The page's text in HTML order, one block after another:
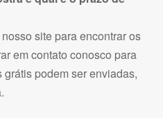
site para encontrar os
em contato conosco para
podem ser enviadas,